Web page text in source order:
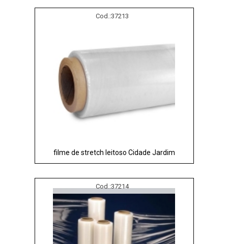
Cod.:37213
filme de stretch leitoso Cidade Jardim
Cod.:37214